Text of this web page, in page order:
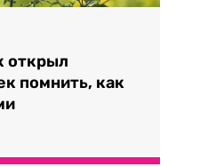
открыл
помнить, как